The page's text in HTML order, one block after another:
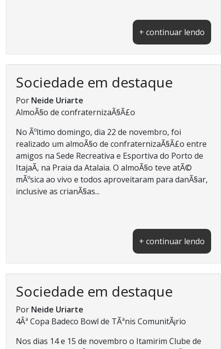
+ continuar lendo
Sociedade em destaque
Por Neide Uriarte
AlmoÃ§o de confraternizaÃ§Ã£o
No Ãºltimo domingo, dia 22 de novembro, foi
realizado um almoÃ§o de confraternizaÃ§Ã£o entre
amigos na Sede Recreativa e Esportiva do Porto de
ItajaÃ­, na Praia da Atalaia. O almoÃ§o teve atÃ©
mÃºsica ao vivo e todos aproveitaram para danÃ§ar,
inclusive as crianÃ§as...
+ continuar lendo
Sociedade em destaque
Por Neide Uriarte
4Âª Copa Badeco Bowl de TÃªnis ComunitÃ¡rio
Nos dias 14 e 15 de novembro o Itamirim Clube de